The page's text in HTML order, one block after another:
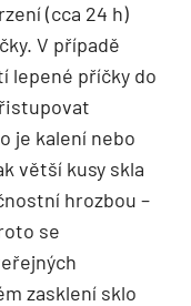
(cca 24 h)
V případě
lepené příčky do
je kalení nebo
větší kusy skla
hrozbou –
se
zasklení sklo